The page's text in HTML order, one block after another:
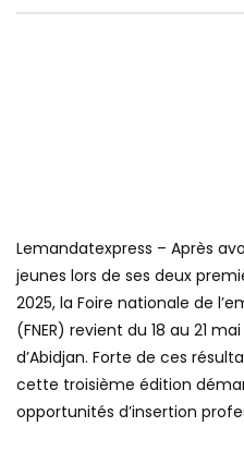
Lemandatexpress – Après
jeunes lors de ses deux
2025, la Foire nationale de
(FNER) revient du 18 au 21
d’Abidjan. Forte de ces
cette troisième édition
opportunités d’insertion